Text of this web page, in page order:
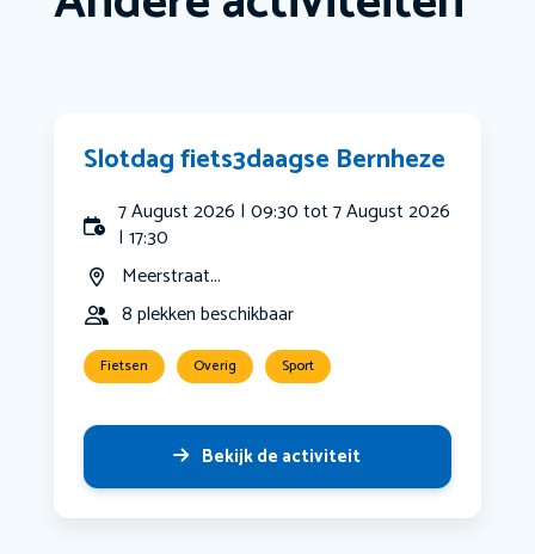
Slotdag fiets3daagse Bernheze
7 August 2026 | 09:30 tot 7 August 2026
| 17:30
Meerstraat...
8 plekken beschikbaar
Fietsen Overig Sport
Bekijk de activiteit